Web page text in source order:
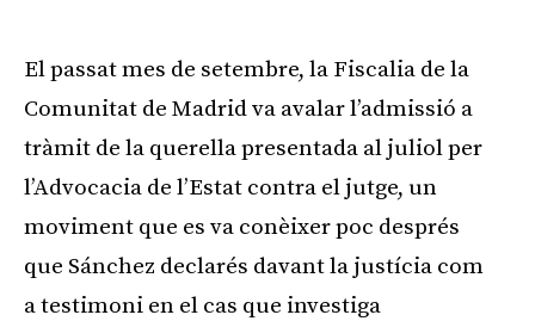
El passat mes de setembre, la Fiscalia de la
Comunitat de Madrid va avalar l’admissió a
tràmit de la querella presentada al juliol per
l’Advocacia de l’Estat contra el jutge, un
moviment que es va conèixer poc després
que Sánchez declarés davant la justícia com
a testimoni en el cas que investiga